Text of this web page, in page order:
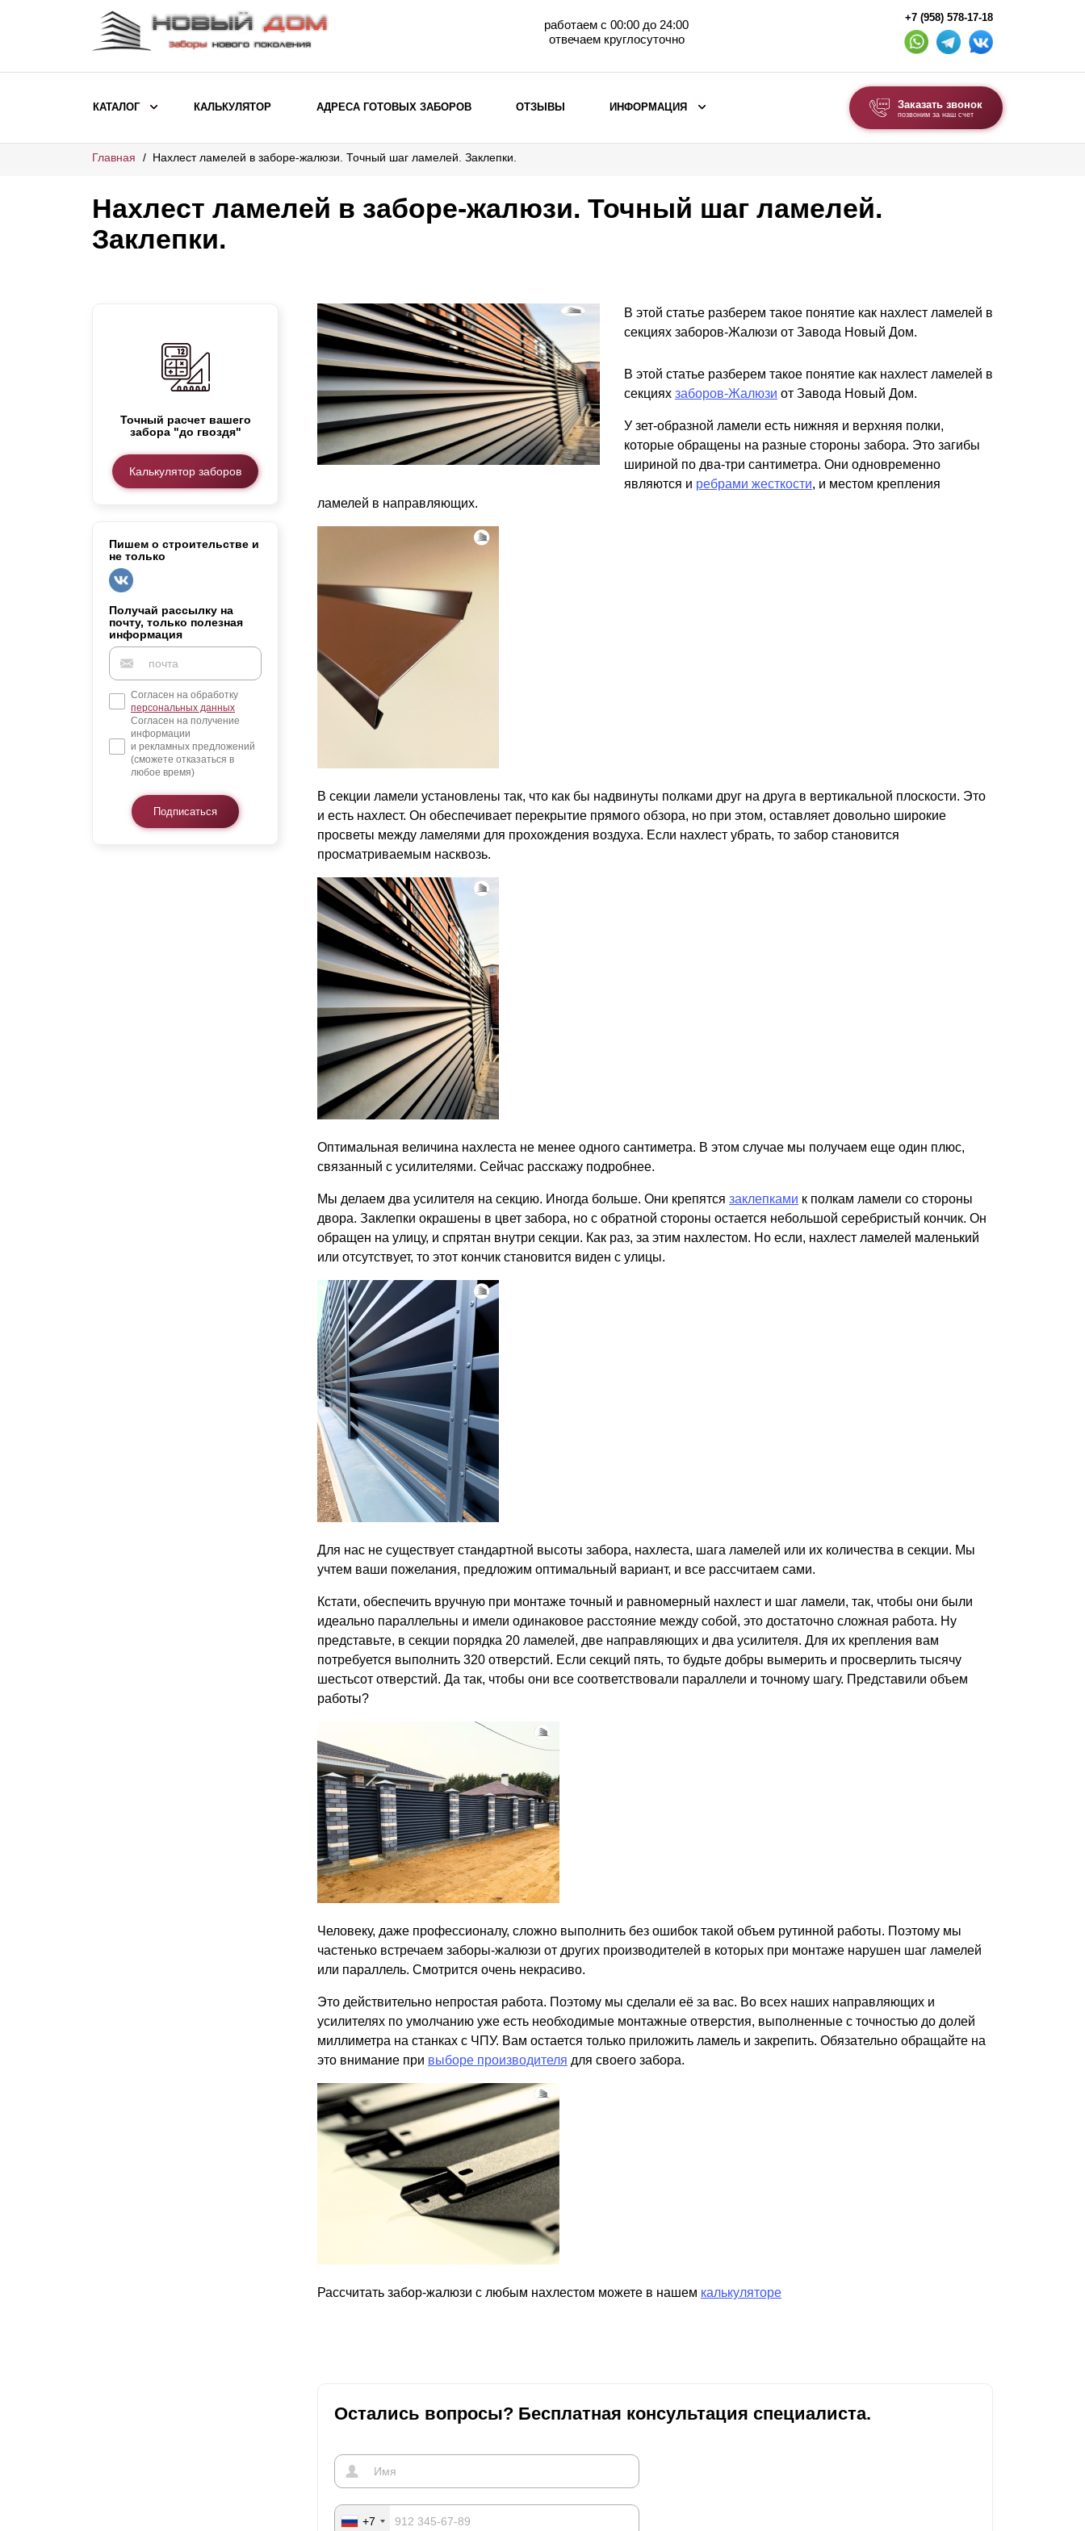
работаем с 00:00 до 24:00
отвечаем круглосуточно
+7 (958) 578-17-18
КАТАЛОГ
ВЫБОР ПО МОДЕЛИ
Заборы Хай-тек
Заборы Классика
садов
Заборы для дачи
Заборы и ограждения для школ
Забор на участок 10 соток
Заборы и ограждения для дома
ВЫБОР ПО МАТЕРИАЛУ
Заборы из евроштакетника
Металлические ограждения
ВЫБОР ПО ХАРАКТЕРИСТИКАМ
Горизонтальные заборы
Высокие заборы
Красивые, дизайнерские заборы
ВЫБОР ПО СПОСОБУ МОНТАЖА
Готовые заборы
Модульные заборы и ограждения
Комбинированные заборы
Ворота откатные
Ворота распашные
Каркасы ворот
Калитки
ВСЕ ДЛЯ ЗАБОРА
КАЛЬКУЛЯТОР АДРЕСА ГОТОВЫХ ЗАБОРОВ ОТЗЫВЫ ИНФОРМАЦИЯ Заказать звонок
позвоним за наш счет
Главная Нахлест ламелей в заборе-жалюзи. Точный шаг ламелей. Заклепки.
Нахлест ламелей в заборе-жалюзи. Точный шаг ламелей.
Заклепки.
Точный расчет вашего
забора "до гвоздя"
Калькулятор заборов
Пишем о строительстве и
не только
Получай рассылку на
почту, только полезная
информация
Согласен на обработку
персональных данных
Согласен на получение
информации
и рекламных предложений
(сможете отказаться в
любое время)
Подписаться
В этой статье разберем такое понятие как нахлест ламелей в
секциях заборов-Жалюзи от Завода Новый Дом.
В этой статье разберем такое понятие как нахлест ламелей в
секциях заборов-Жалюзи от Завода Новый Дом.
У зет-образной ламели есть нижняя и верхняя полки,
которые обращены на разные стороны забора. Это загибы
шириной по два-три сантиметра. Они одновременно
являются и ребрами жесткости, и местом крепления
ламелей в направляющих.
В секции ламели установлены так, что как бы надвинуты полками друг на друга в вертикальной плоскости. Это
и есть нахлест. Он обеспечивает перекрытие прямого обзора, но при этом, оставляет довольно широкие
просветы между ламелями для прохождения воздуха. Если нахлест убрать, то забор становится
просматриваемым насквозь.
Оптимальная величина нахлеста не менее одного сантиметра. В этом случае мы получаем еще один плюс,
связанный с усилителями. Сейчас расскажу подробнее.
Мы делаем два усилителя на секцию. Иногда больше. Они крепятся заклепками к полкам ламели со стороны
двора. Заклепки окрашены в цвет забора, но с обратной стороны остается небольшой серебристый кончик. Он
обращен на улицу, и спрятан внутри секции. Как раз, за этим нахлестом. Но если, нахлест ламелей маленький
или отсутствует, то этот кончик становится виден с улицы.
Для нас не существует стандартной высоты забора, нахлеста, шага ламелей или их количества в секции. Мы
учтем ваши пожелания, предложим оптимальный вариант, и все рассчитаем сами.
Кстати, обеспечить вручную при монтаже точный и равномерный нахлест и шаг ламели, так, чтобы они были
идеально параллельны и имели одинаковое расстояние между собой, это достаточно сложная работа. Ну
представьте, в секции порядка 20 ламелей, две направляющих и два усилителя. Для их крепления вам
потребуется выполнить 320 отверстий. Если секций пять, то будьте добры вымерить и просверлить тысячу
шестьсот отверстий. Да так, чтобы они все соответствовали параллели и точному шагу. Представили объем
работы?
Человеку, даже профессионалу, сложно выполнить без ошибок такой объем рутинной работы. Поэтому мы
частенько встречаем заборы-жалюзи от других производителей в которых при монтаже нарушен шаг ламелей
или параллель. Смотрится очень некрасиво.
Это действительно непростая работа. Поэтому мы сделали её за вас. Во всех наших направляющих и
усилителях по умолчанию уже есть необходимые монтажные отверстия, выполненные с точностью до долей
миллиметра на станках с ЧПУ. Вам остается только приложить ламель и закрепить. Обязательно обращайте на
это внимание при выборе производителя для своего забора.
Рассчитать забор-жалюзи с любым нахлестом можете в нашем калькуляторе
Остались вопросы? Бесплатная консультация специалиста.
+7